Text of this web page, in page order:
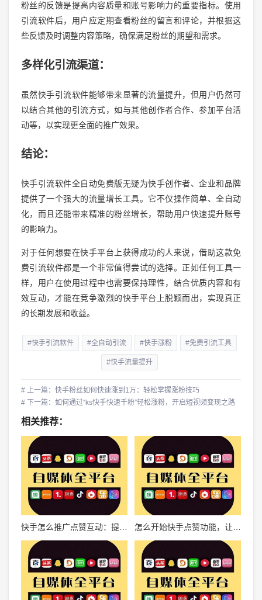
粉丝的反馈是提高内容质量和账号影响力的重要指标。使用
引流软件后，用户应定期查看粉丝的留言和评论，并根据这
些反馈及时调整内容策略，确保满足粉丝的期望和需求。
多样化引流渠道：
虽然快手引流软件能够带来显著的流量提升，但用户仍然可
以结合其他的引流方式，如与其他创作者合作、参加平台活
动等，以实现更全面的推广效果。
结论：
快手引流软件全自动免费版无疑为快手创作者、企业和品牌
提供了一个强大的流量增长工具。它不仅操作简单、全自动
化，而且还能带来精准的粉丝增长，帮助用户快速提升账号
的影响力。
对于任何想要在快手平台上获得成功的人来说，借助这款免
费引流软件都是一个非常值得尝试的选择。正如任何工具一
样，用户在使用过程中也需要保持理性，结合优质内容和有
效互动，才能在竞争激烈的快手平台上脱颖而出，实现真正
的长期发展和收益。
#快手引流软件 #全自动引流 #快手涨粉 #免费引流工具
#快手流量提升
# 上一篇：快手粉丝如何快速涨到1万：轻松掌握涨粉技巧
# 下一篇：如何通过“ks快手快速千粉”轻松涨粉，开启短视频变现之路
相关推荐：
快手怎么推广点赞互动：提升影响力的全攻略 怎么开始快手点赞功能，让你的作品迅速火爆